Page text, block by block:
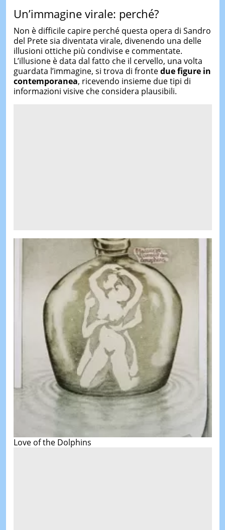
Un’immagine virale: perché?
Non è difficile capire perché questa opera di Sandro
del Prete sia diventata virale, divenendo una delle
illusioni ottiche più condivise e commentate.
L’illusione è data dal fatto che il cervello, una volta
guardata l’immagine, si trova di frontedue figure in
contemporanea, ricevendo insieme due tipi di
informazioni visive che considera plausibili.
Love of the Dolphins